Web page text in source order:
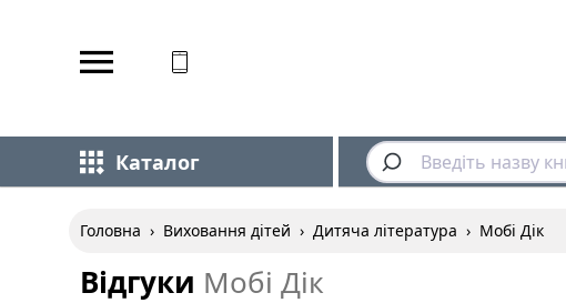
Каталог
Головна › Виховання дітей › Дитяча література › Мобі Дік
Відгуки Мобі Дік